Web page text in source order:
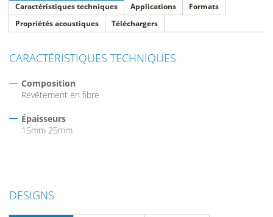
Caractéristiques techniques Applications
Formats
Propriétés acoustiques
Téléchargers
CARACTÉRISTIQUES TECHNIQUES
Composition
Revêtement en fibre
Épaisseurs
15mm 25mm
DESIGNS